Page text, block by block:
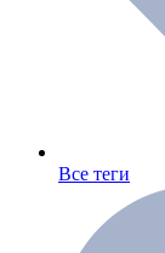
Все теги